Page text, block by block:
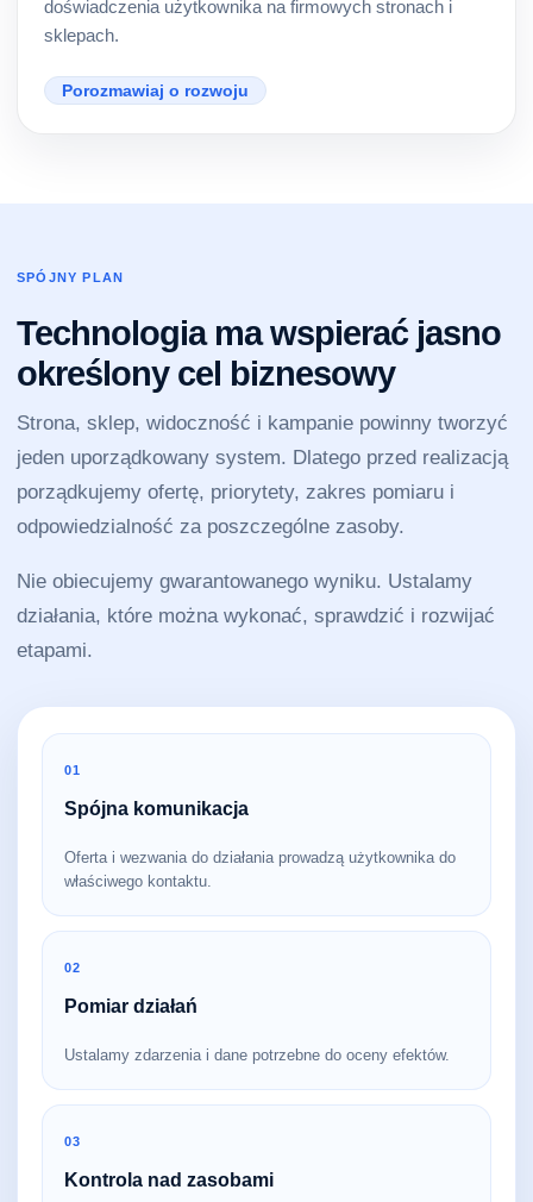
doświadczenia użytkownika na firmowych stronach i
sklepach.
Porozmawiaj o rozwoju
SPÓJNY PLAN
Technologia ma wspierać jasno
określony cel biznesowy
Strona, sklep, widoczność i kampanie powinny tworzyć
jeden uporządkowany system. Dlatego przed realizacją
porządkujemy ofertę, priorytety, zakres pomiaru i
odpowiedzialność za poszczególne zasoby.
Nie obiecujemy gwarantowanego wyniku. Ustalamy
działania, które można wykonać, sprawdzić i rozwijać
etapami.
01
Spójna komunikacja
Oferta i wezwania do działania prowadzą użytkownika do
właściwego kontaktu.
02
Pomiar działań
Ustalamy zdarzenia i dane potrzebne do oceny efektów.
03
Kontrola nad zasobami